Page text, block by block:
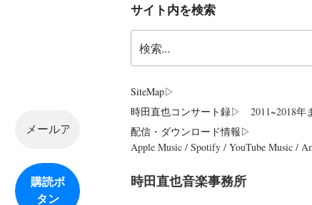
サイト内を検索
索:
SiteMap▷
時田直也コンサート録▷ 2011~2018年
配信・ダウンロード情報▷
Apple Music / Spotify / YouTube Music /
時田直也音楽事務所